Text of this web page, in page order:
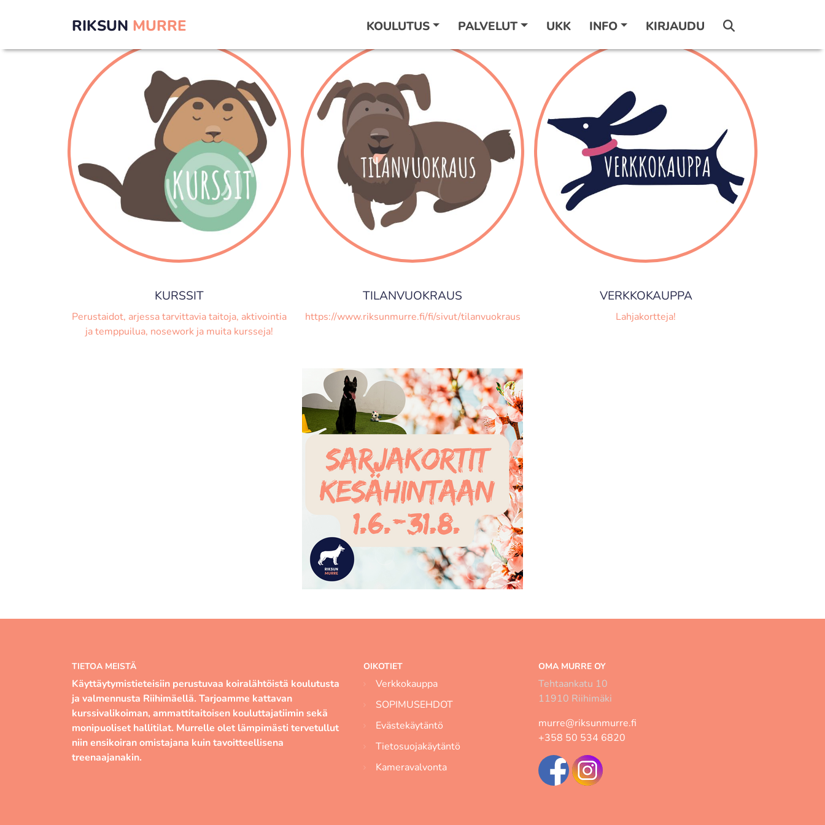
RIKSUN MURRE KOULUTUS PALVELUT UKK INFO KIRJAUDU
KURSSIT
Perustaidot, arjessa tarvittavia taitoja, aktivointia
ja temppuilua, nosework ja muita kursseja!
TILANVUOKRAUS
https://www.riksunmurre.fi/fi/sivut/tilanvuokraus
VERKKOKAUPPA
Lahjakortteja!
TIETOA MEISTÄ
Käyttäytymistieteisiin perustuvaa koiralähtöistä koulutusta
ja valmennusta Riihimäellä. Tarjoamme kattavan
kurssivalikoiman, ammattitaitoisen kouluttajatiimin sekä
monipuoliset hallitilat. Murrelle olet lämpimästi tervetullut
niin ensikoiran omistajana kuin tavoitteellisena
treenaajanakin.
OIKOTIET
Verkkokauppa
SOPIMUSEHDOT
Evästekäytäntö
Tietosuojakäytäntö
Kameravalvonta
OMA MURRE OY
Tehtaankatu 10
11910 Riihimäki
murre@riksunmurre.fi
+358 50 534 6820